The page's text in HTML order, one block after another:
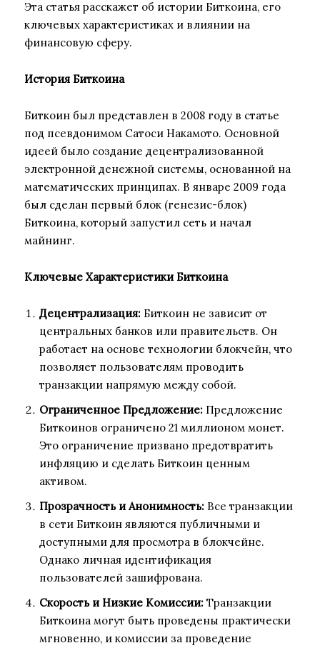
Эта статья расскажет об истории Биткоина, его
ключевых характеристиках и влиянии на
финансовую сферу.
История Биткоина
Биткоин был представлен в 2008 году в статье
под псевдонимом Сатоси Накамото. Основной
идеей было создание децентрализованной
электронной денежной системы, основанной на
математических принципах. В январе 2009 года
был сделан первый блок (генезис-блок)
Биткоина, который запустил сеть и начал
майнинг.
Ключевые Характеристики Биткоина
Децентрализация: Биткоин не зависит от
центральных банков или правительств. Он
работает на основе технологии блокчейн, что
позволяет пользователям проводить
транзакции напрямую между собой.
Ограниченное Предложение: Предложение
Биткоинов ограничено 21 миллионом монет.
Это ограничение призвано предотвратить
инфляцию и сделать Биткоин ценным
активом.
Прозрачность и Анонимность: Все транзакции
в сети Биткоин являются публичными и
доступными для просмотра в блокчейне.
Однако личная идентификация
пользователей зашифрована.
Скорость и Низкие Комиссии: Транзакции
Биткоина могут быть проведены практически
мгновенно, и комиссии за проведение